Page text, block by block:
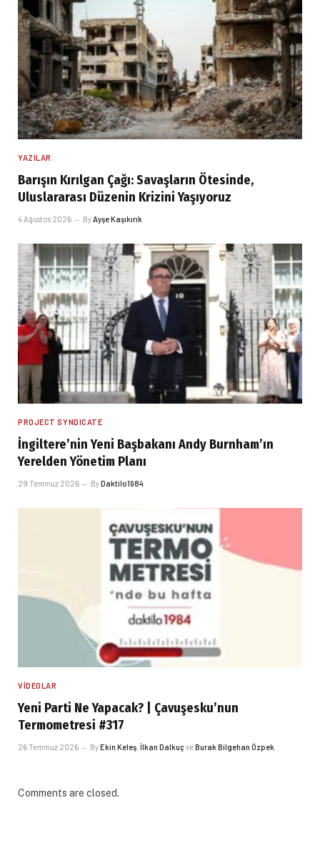
YAZILAR
Barışın Kırılgan Çağı: Savaşların Ötesinde,
Uluslararası Düzenin Krizini Yaşıyoruz
4 Ağustos 2026 ByAyşe Kaşıkırık
PROJECT SYNDICATE
İngiltere’nin Yeni Başbakanı Andy Burnham’ın
Yerelden Yönetim Planı
29 Temmuz 2026 ByDaktilo1984
VIDEOLAR
Yeni Parti Ne Yapacak? | Çavuşesku’nun
Termometresi #317
26 Temmuz 2026 ByEkin Keleş, İlkan DalkuçveBurak Bilgehan Özpek
Comments are closed.